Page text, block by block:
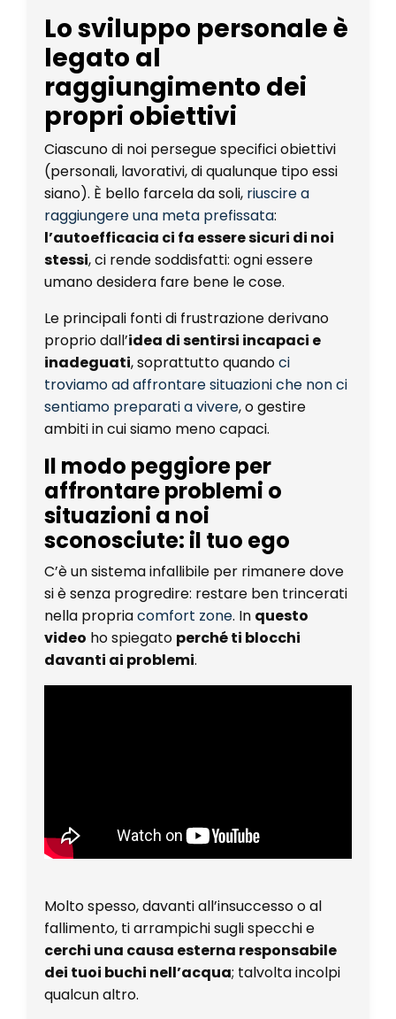
Lo sviluppo personale è
legato al
raggiungimento dei
propri obiettivi
Ciascuno di noi persegue specifici obiettivi
(personali, lavorativi, di qualunque tipo essi
siano). È bello farcela da soli, riuscire a
raggiungere una meta prefissata:
l’autoefficacia ci fa essere sicuri di noi
stessi, ci rende soddisfatti: ogni essere
umano desidera fare bene le cose.
Le principali fonti di frustrazione derivano
proprio dall’idea di sentirsi incapaci e
inadeguati, soprattutto quandoci
troviamo ad affrontare situazioni che non ci
sentiamo preparati a vivere, o gestire
ambiti in cui siamo meno capaci.
Il modo peggiore per
affrontare problemi o
situazioni a noi
sconosciute: il tuo ego
C’è un sistema infallibile per rimanere dove
si è senza progredire: restare ben trincerati
nella propriacomfort zone. In questo
video ho spiegato perché ti blocchi
davanti ai problemi.
Molto spesso, davanti all’insuccesso o al
fallimento, ti arrampichi sugli specchi e
cerchi una causa esterna responsabile
dei tuoi buchi nell’acqua; talvolta incolpi
qualcun altro.